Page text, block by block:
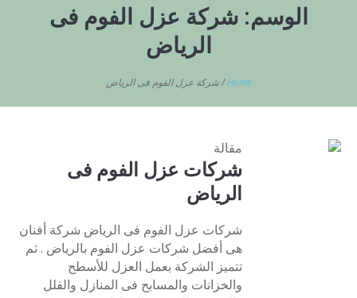
الوسم:شركة عزل الفوم فى
الرياض
Home
/شركة عزل الفوم فى الرياض
مقالة
شركات عزل الفوم فى
الرياض
شركات عزل الفوم فى الرياض شركة أفنان
هى أفضل شركات عزل الفوم بالرياض . ثم
تتميز الشركة بعمل العزل للأسطح
والخزانات والمسابح فى المنازل والفلل